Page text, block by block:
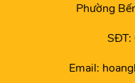
Phường
Email: